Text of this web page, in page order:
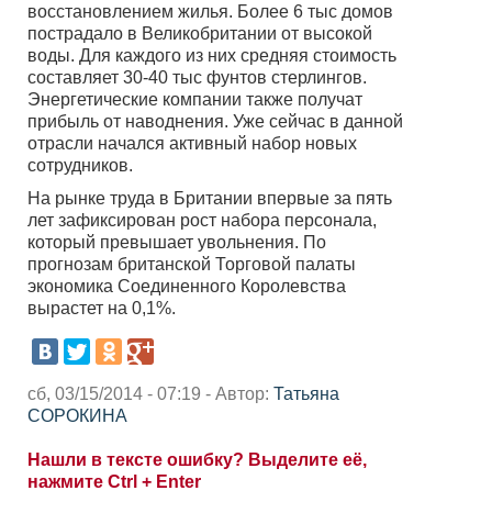
восстановлением жилья. Более 6 тыс домов
пострадало в Великобритании от высокой
воды. Для каждого из них средняя стоимость
составляет 30-40 тыс фунтов стерлингов.
Энергетические компании также получат
прибыль от наводнения. Уже сейчас в данной
отрасли начался активный набор новых
сотрудников.
На рынке труда в Британии впервые за пять
лет зафиксирован рост набора персонала,
который превышает увольнения. По
прогнозам британской Торговой палаты
экономика Соединенного Королевства
вырастет на 0,1%.
сб, 03/15/2014 - 07:19 - Автор: Татьяна
СОРОКИНА
Нашли в тексте ошибку? Выделите её,
нажмите Ctrl + Enter